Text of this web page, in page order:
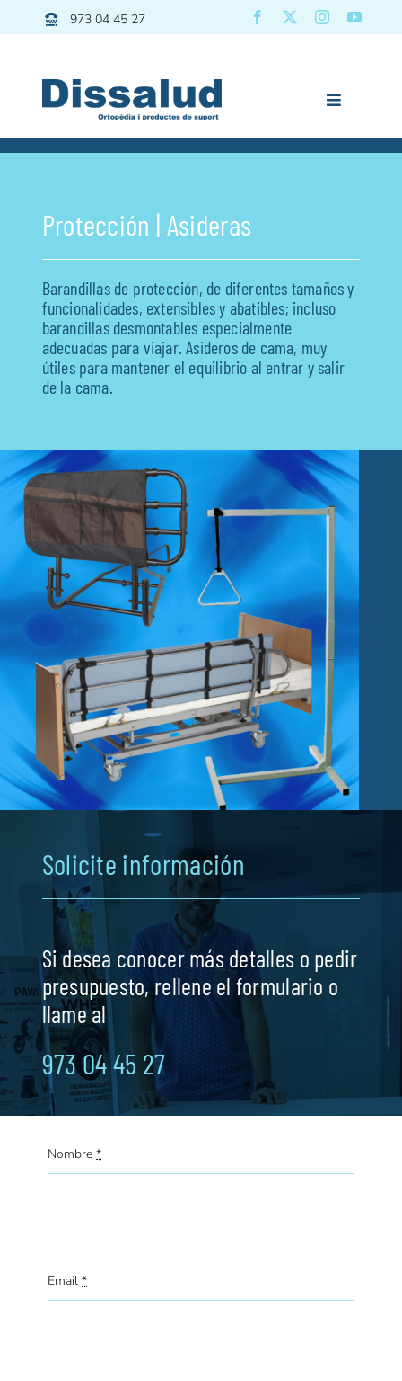
al
973 04 45 27
Toggle
Dissalud
Grúas | Transfers
Movilidad
Descanso
Pediatría
Vida diaria
Geriatría
Medicina
Ortopedia
Previous Next
Protección | Asideras
Barandillas de protección, de diferentes tamaños y
funcionalidades, extensibles y abatibles; incluso
barandillas desmontables especialmente
adecuadas para viajar. Asideros de cama, muy
útiles para mantener el equilibrio al entrar y salir
de la cama.
Solicite información
Si desea conocer más detalles o pedir
presupuesto, rellene el formulario o
llame al
973 04 45 27
Nombre*
Email*